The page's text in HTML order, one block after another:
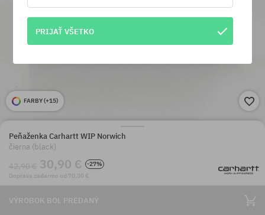
FARBY (+15)
Peňaženka Carhartt WIP Norwich
čierna (black)
42,90 € 30,90 €
-27%
Doprava zadarmo od 70,30 €
VÝROBOK BOL PREDANÝ
PRIJAŤ VŠETKO